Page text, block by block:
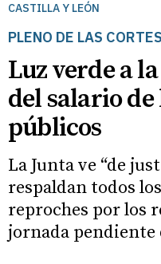
CASTILLA Y LEÓN
PLENO DE LAS CORTES
Luz verde a
del salario de
públicos
La Junta ve “de
respaldan todos
reproches por los
jornada pendiente